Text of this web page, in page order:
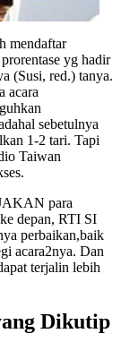
mendaftar
yg hadir
(Susi, red.) tanya.
acara
sebetulnya
1-2 tari. Tapi
Taiwan
para
depan, RTI SI
perbaikan,baik
acara2nya. Dan
terjalin lebih
Dikutip